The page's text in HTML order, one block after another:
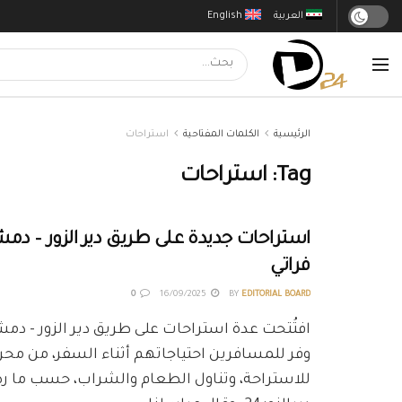
English العربية
الرئيسية الكلمات المفتاحية استراحات
Tag: استراحات
استراحات جديدة على طريق دير الزور –
فراتي
BY EDITORIAL BOARD
0
افتُتحت عدة استراحات على طريق دير الزور -
وفر للمسافرين احتياجاتهم أثناء السفر، من
للاستراحة، وتناول الطعام والشراب، حسب